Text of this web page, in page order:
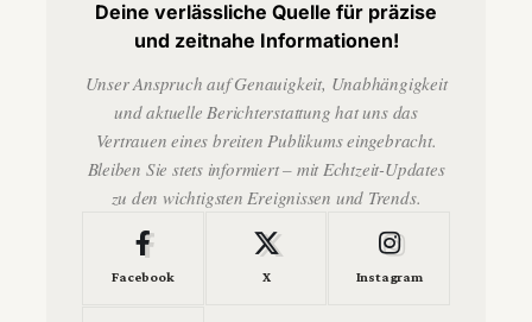
Deine verlässliche Quelle für präzise
und zeitnahe Informationen!
Unser Anspruch auf Genauigkeit, Unabhängigkeit
und aktuelle Berichterstattung hat uns das
Vertrauen eines breiten Publikums eingebracht.
Bleiben Sie stets informiert – mit Echtzeit-Updates
zu den wichtigsten Ereignissen und Trends.
Facebook X Instagram